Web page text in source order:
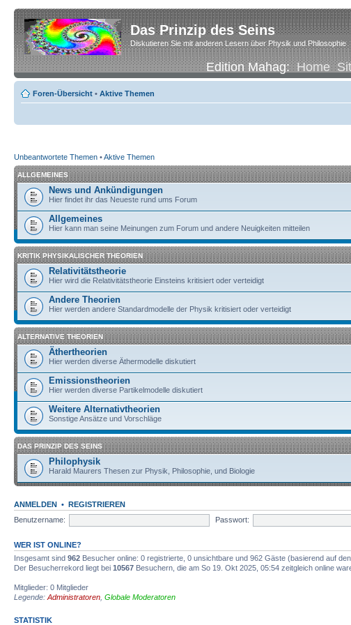
Das Prinzip des Seins
Diskutieren Sie mit anderen Lesern über Physik und Philosophie
Edition Mahag:Home
Foren-Übersicht • Aktive Themen
Unbeantwortete Themen •Aktive Themen
ALLGEMEINES
News und Ankündigungen
Hier findet ihr das Neueste rund ums Forum
Allgemeines
Hier kann man seine Meinungen zum Forum und andere Neuigkeiten mitteilen
KRITIK PHYSIKALISCHER THEORIEN
Relativitätstheorie
Hier wird die Relativitätstheorie Einsteins kritisiert oder verteidigt
Andere Theorien
Hier werden andere Standardmodelle der Physik kritisiert oder verteidigt
ALTERNATIVE THEORIEN
Äthertheorien
Hier werden diverse Äthermodelle diskutiert
Emissionstheorien
Hier werden diverse Partikelmodelle diskutiert
Weitere Alternativtheorien
Sonstige Ansätze und Vorschläge
DAS PRINZIP DES SEINS
Philophysik
Harald Maurers Thesen zur Physik, Philosophie, und Biologie
ANMELDEN • REGISTRIEREN
Benutzername:
Passwort:
WER IST ONLINE?
Insgesamt sind 962 Besucher online: 0 registrierte, 0 unsichtbare und 962 Gäste (basierend auf
Der Besucherrekord liegt bei 10567 Besuchern, die am So 19. Okt 2025, 05:54 zeitgleich online
Mitglieder: 0 Mitglieder
Legende: Administratoren Globale Moderatoren
STATISTIK